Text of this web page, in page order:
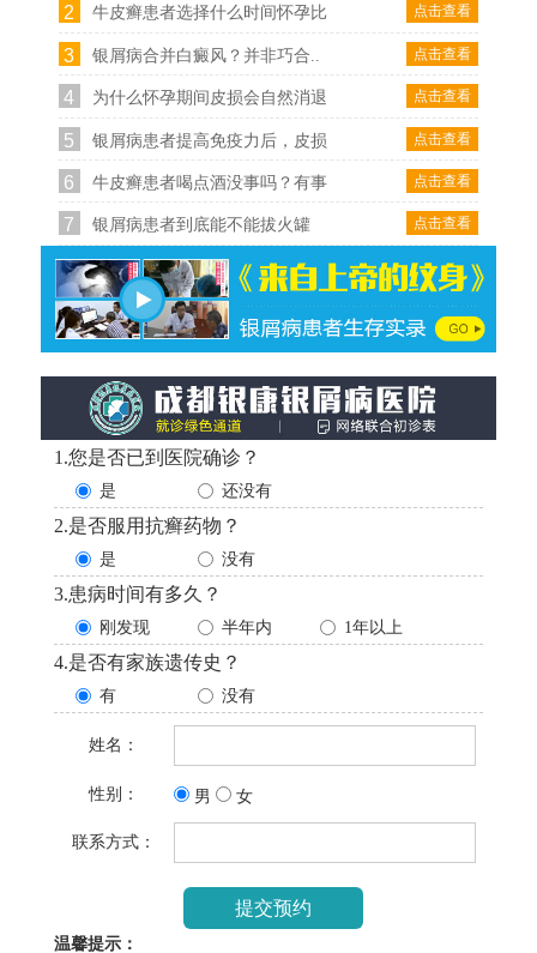
2 点击查看
牛皮癣患者选择什么时间怀孕比
3 点击查看
银屑病合并白癜风？并非巧合..
4 点击查看
为什么怀孕期间皮损会自然消退
5 点击查看
银屑病患者提高免疫力后，皮损
6 点击查看
牛皮癣患者喝点酒没事吗？有事
7 点击查看
银屑病患者到底能不能拔火罐
1.您是否已到医院确诊？
是 还没有
2.是否服用抗癣药物？
是 没有
3.患病时间有多久？
刚发现 半年内 1年以上
4.是否有家族遗传史？
有 没有
姓名：
性别： 男 女
联系方式：
温馨提示：